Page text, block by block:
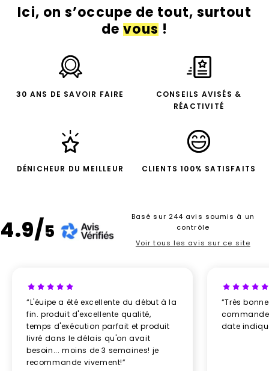
Ici, on s’occupe de tout, surtout
devous!
30 ANS DE SAVOIR FAIRE
CONSEILS AVISÉS &
RÉACTIVITÉ
DÉNICHEUR DU MEILLEUR CLIENTS 100% SATISFAITS
4.9/5
Basé sur 244 avis soumis à un
contrôle
Voir tous les avis sur ce site
“L'éuipe a été excellente du début à la
fin. produit d'excellente qualité,
temps d'exécution parfait et produit
livré dans le délais qu'on avait
besoin... moins de 3 semaines! je
recommande vivement!”
“Très
date